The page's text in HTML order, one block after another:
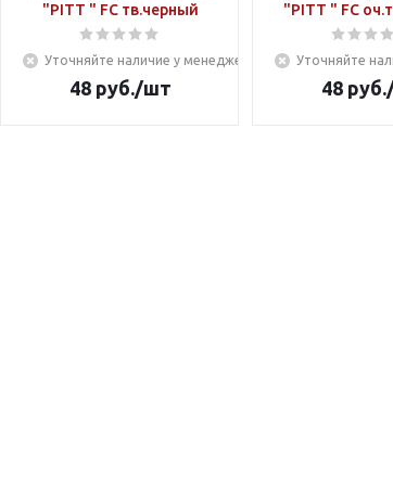
"PITT " FC тв.черный
Уточняйте наличие у менеджера
48руб./шт
"PITT " FC
Уточняйте
48руб.